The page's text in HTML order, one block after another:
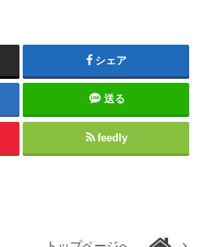
シェア
送る
feedly